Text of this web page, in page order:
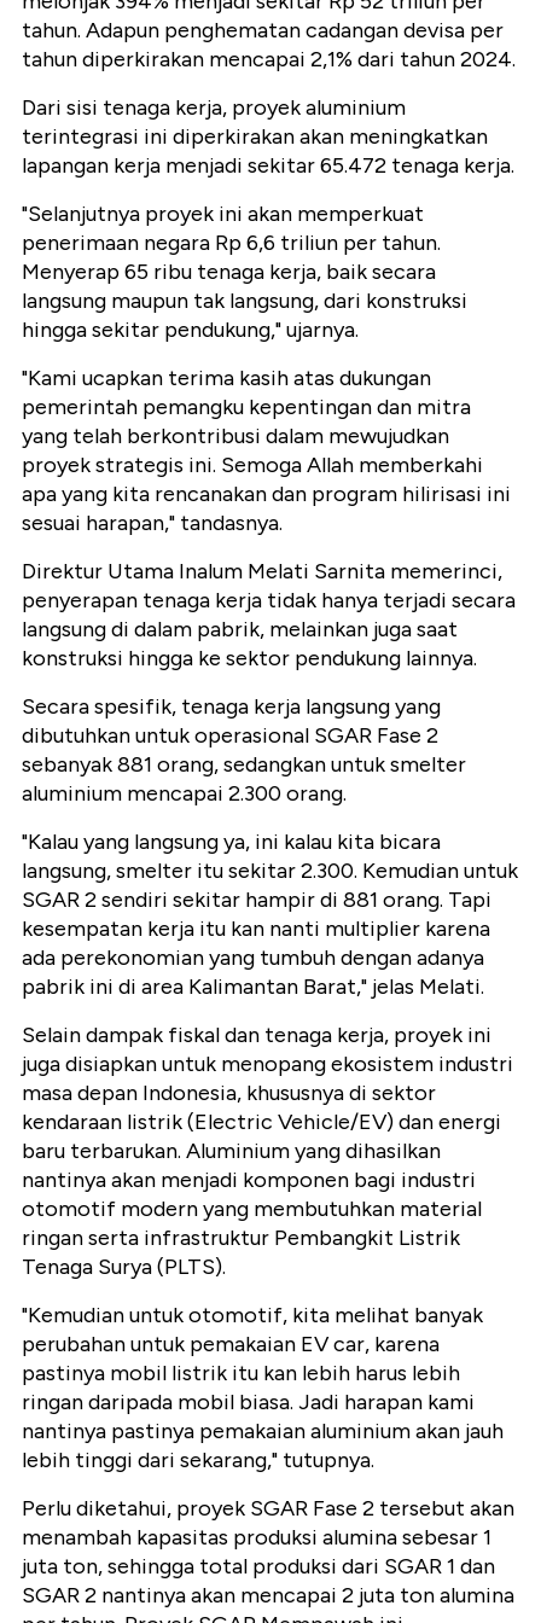
tahun. Adapun penghematan cadangan devisa per
tahun diperkirakan mencapai 2,1% dari tahun 2024.
Dari sisi tenaga kerja, proyek aluminium
terintegrasi ini diperkirakan akan meningkatkan
lapangan kerja menjadi sekitar 65.472 tenaga kerja.
"Selanjutnya proyek ini akan memperkuat
penerimaan negara Rp 6,6 triliun per tahun.
Menyerap 65 ribu tenaga kerja, baik secara
langsung maupun tak langsung, dari konstruksi
hingga sekitar pendukung," ujarnya.
"Kami ucapkan terima kasih atas dukungan
pemerintah pemangku kepentingan dan mitra
yang telah berkontribusi dalam mewujudkan
proyek strategis ini. Semoga Allah memberkahi
apa yang kita rencanakan dan program hilirisasi ini
sesuai harapan," tandasnya.
Direktur Utama Inalum Melati Sarnita memerinci,
penyerapan tenaga kerja tidak hanya terjadi secara
langsung di dalam pabrik, melainkan juga saat
konstruksi hingga ke sektor pendukung lainnya.
Secara spesifik, tenaga kerja langsung yang
dibutuhkan untuk operasional SGAR Fase 2
sebanyak 881 orang, sedangkan untuk smelter
aluminium mencapai 2.300 orang.
"Kalau yang langsung ya, ini kalau kita bicara
langsung, smelter itu sekitar 2.300. Kemudian untuk
SGAR 2 sendiri sekitar hampir di 881 orang. Tapi
kesempatan kerja itu kan nanti multiplier karena
ada perekonomian yang tumbuh dengan adanya
pabrik ini di area Kalimantan Barat," jelas Melati.
Selain dampak fiskal dan tenaga kerja, proyek ini
juga disiapkan untuk menopang ekosistem industri
masa depan Indonesia, khususnya di sektor
kendaraan listrik (Electric Vehicle/EV) dan energi
baru terbarukan. Aluminium yang dihasilkan
nantinya akan menjadi komponen bagi industri
otomotif modern yang membutuhkan material
ringan serta infrastruktur Pembangkit Listrik
Tenaga Surya (PLTS).
"Kemudian untuk otomotif, kita melihat banyak
perubahan untuk pemakaian EV car, karena
pastinya mobil listrik itu kan lebih harus lebih
ringan daripada mobil biasa. Jadi harapan kami
nantinya pastinya pemakaian aluminium akan jauh
lebih tinggi dari sekarang," tutupnya.
Perlu diketahui, proyek SGAR Fase 2 tersebut akan
menambah kapasitas produksi alumina sebesar 1
juta ton, sehingga total produksi dari SGAR 1 dan
SGAR 2 nantinya akan mencapai 2 juta tonalumina